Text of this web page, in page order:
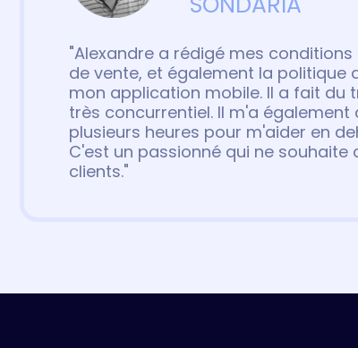
"Alexandre a rédigé mes
de vente, et également la politique
mon application mobile. Il a fait du
très concurrentiel. Il m'a également
plusieurs heures pour m'aider en
C'est un passionné qui ne souhaite
clients."